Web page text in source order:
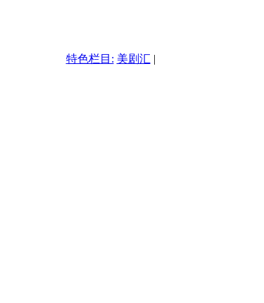
特色栏目: 美剧汇 |